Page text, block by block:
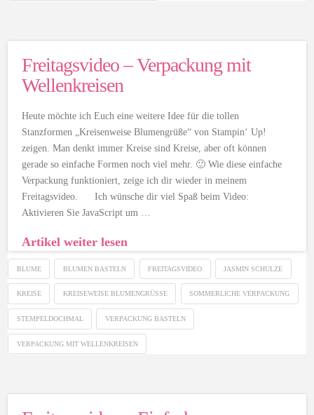
Freitagsvideo – Verpackung mit
Wellenkreisen
Heute möchte ich Euch eine weitere Idee für die tollen
Stanzformen „Kreisenweise Blumengrüße“ von Stampin‘ Up!
zeigen. Man denkt immer Kreise sind Kreise, aber oft können
gerade so einfache Formen noch viel mehr. 🙂 Wie diese einfache
Verpackung funktioniert, zeige ich dir wieder in meinem
Freitagsvideo. Ich wünsche dir viel Spaß beim Video:
Aktivieren Sie JavaScript um …
Artikel weiter lesen
BLUME BLUMEN BASTELN FREITAGSVIDEO JASMIN SCHULZE
KREISE KREISEWEISE BLUMENGRÜSSE SOMMERLICHE VERPACKUNG
STEMPELDOCHMAL VERPACKUNG BASTELN
VERPACKUNG MIT WELLENKREISEN